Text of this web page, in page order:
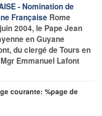
- Nomination de
Française Rome
2004, le Pape Jean
en Guyane
du clergé de Tours en
Emmanuel Lafont
courante: %page de